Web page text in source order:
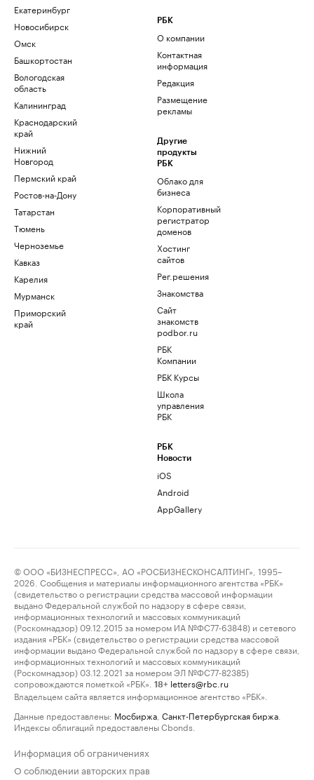
Екатеринбург
Новосибирск
Омск
Башкортостан
Вологодская
область
Калининград
Краснодарский
край
Нижний
Новгород
Пермский край
Ростов-на-Дону
Татарстан
Тюмень
Черноземье
Кавказ
Карелия
Мурманск
Приморский
край
РБК
О компании
Контактная
информация
Редакция
Размещение
рекламы
Другие
продукты
РБК
Облако для
бизнеса
Корпоративный
регистратор
доменов
Хостинг
сайтов
Рег.решения
Знакомства
Сайт
знакомств
podbor.ru
РБК
Компании
РБК Курсы
Школа
управления
РБК
РБК
Новости
iOS
Android
AppGallery
© ООО «БИЗНЕСПРЕСС», АО «РОСБИЗНЕСКОНСАЛТИНГ», 1995–
2026. Сообщения и материалы информационного агентства «РБК»
(свидетельство о регистрации средства массовой информации
выдано Федеральной службой по надзору в сфере связи,
информационных технологий и массовых коммуникаций
(Роскомнадзор) 09.12.2015 за номером ИА №ФС77-63848) и сетевого
издания «РБК» (свидетельство о регистрации средства массовой
информации выдано Федеральной службой по надзору в сфере связи,
информационных технологий и массовых коммуникаций
(Роскомнадзор) 03.12.2021 за номером ЭЛ №ФС77-82385)
сопровождаются пометкой «РБК».
18+ letters@rbc.ru
Владельцем сайта является информационное агентство «РБК».
Данные предоставлены: Мосбиржа Санкт-Петербургская биржа
Индексы облигаций предоставлены Cbonds.
Информация об ограничениях
О соблюдении авторских прав